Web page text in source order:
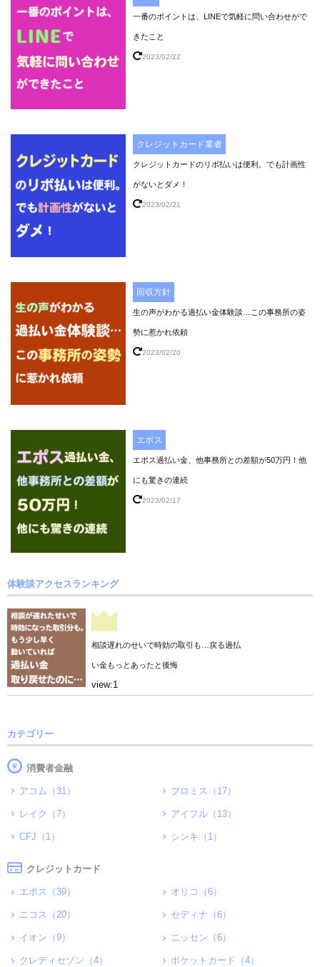
一番のポイントは、LINEで気軽に問い合わせがで
きたこと
2023/02/22
クレジットカード業者
クレジットカードのリボ払いは便利。でも計画性
がないとダメ！
2023/02/21
回収方針
生の声がわかる過払い金体験談…この事務所の姿
勢に惹かれ依頼
2023/02/20
エポス
エポス過払い金、他事務所との差額が50万円！他
にも驚きの連続
2023/02/17
体験談アクセスランキング
相談遅れのせいで時効の取引も…戻る過払
い金もっとあったと後悔
view:1
カテゴリー
消費者金融
アコム（31） プロミス（17）
レイク（7） アイフル（13）
CFJ（1） シンキ（1）
クレジットカード
エポス（39） オリコ（6）
ニコス（20） セディナ（6）
イオン（9） ニッセン（6）
クレディセゾン（4） ポケットカード（4）